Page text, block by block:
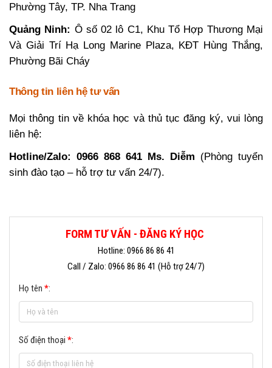
Phường Tây, TP. Nha Trang
Quảng Ninh: Ô số 02 lô C1, Khu Tổ Hợp Thương Mại
Và Giải Trí Hạ Long Marine Plaza, KĐT Hùng Thắng,
Phường Bãi Cháy
Thông tin liên hệ tư vấn
Mọi thông tin về khóa học và thủ tục đăng ký, vui lòng
liên hệ:
Hotline/Zalo: 0966 868 641 Ms. Diễm (Phòng tuyển
sinh đào tạo – hỗ trợ tư vấn 24/7).
FORM TƯ VẤN - ĐĂNG KÝ HỌC
Hotline: 0966 86 86 41
Call / Zalo: 0966 86 86 41 (Hỗ trợ 24/7)
Họ tên *:
Số điện thoại *: